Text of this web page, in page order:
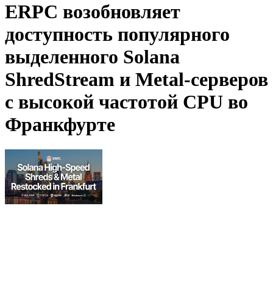
ERPC возобновляет
доступность популярного
выделенного Solana
ShredStream и Metal-серверов
с высокой частотой CPU во
Франкфурте